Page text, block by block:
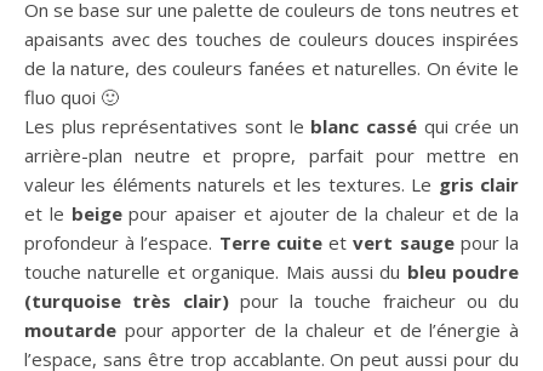
On se base sur une palette de couleurs de tons neutres et
apaisants avec des touches de couleurs douces inspirées
de la nature, des couleurs fanées et naturelles. On évite le
fluo quoi 🙂
Les plus représentatives sont le blanc cassé qui crée un
arrière-plan neutre et propre, parfait pour mettre en
valeur les éléments naturels et les textures. Le gris clair
et le beigepour apaiser et ajouter de la chaleur et de la
profondeur à l’espace. Terre cuiteetvert saugepour la
touche naturelle et organique. Mais aussi du bleu poudre
(turquoise très clair)pour la touche fraicheur ou du
moutarde pour apporter de la chaleur et de l’énergie à
l’espace, sans être trop accablante. On peut aussi pour du